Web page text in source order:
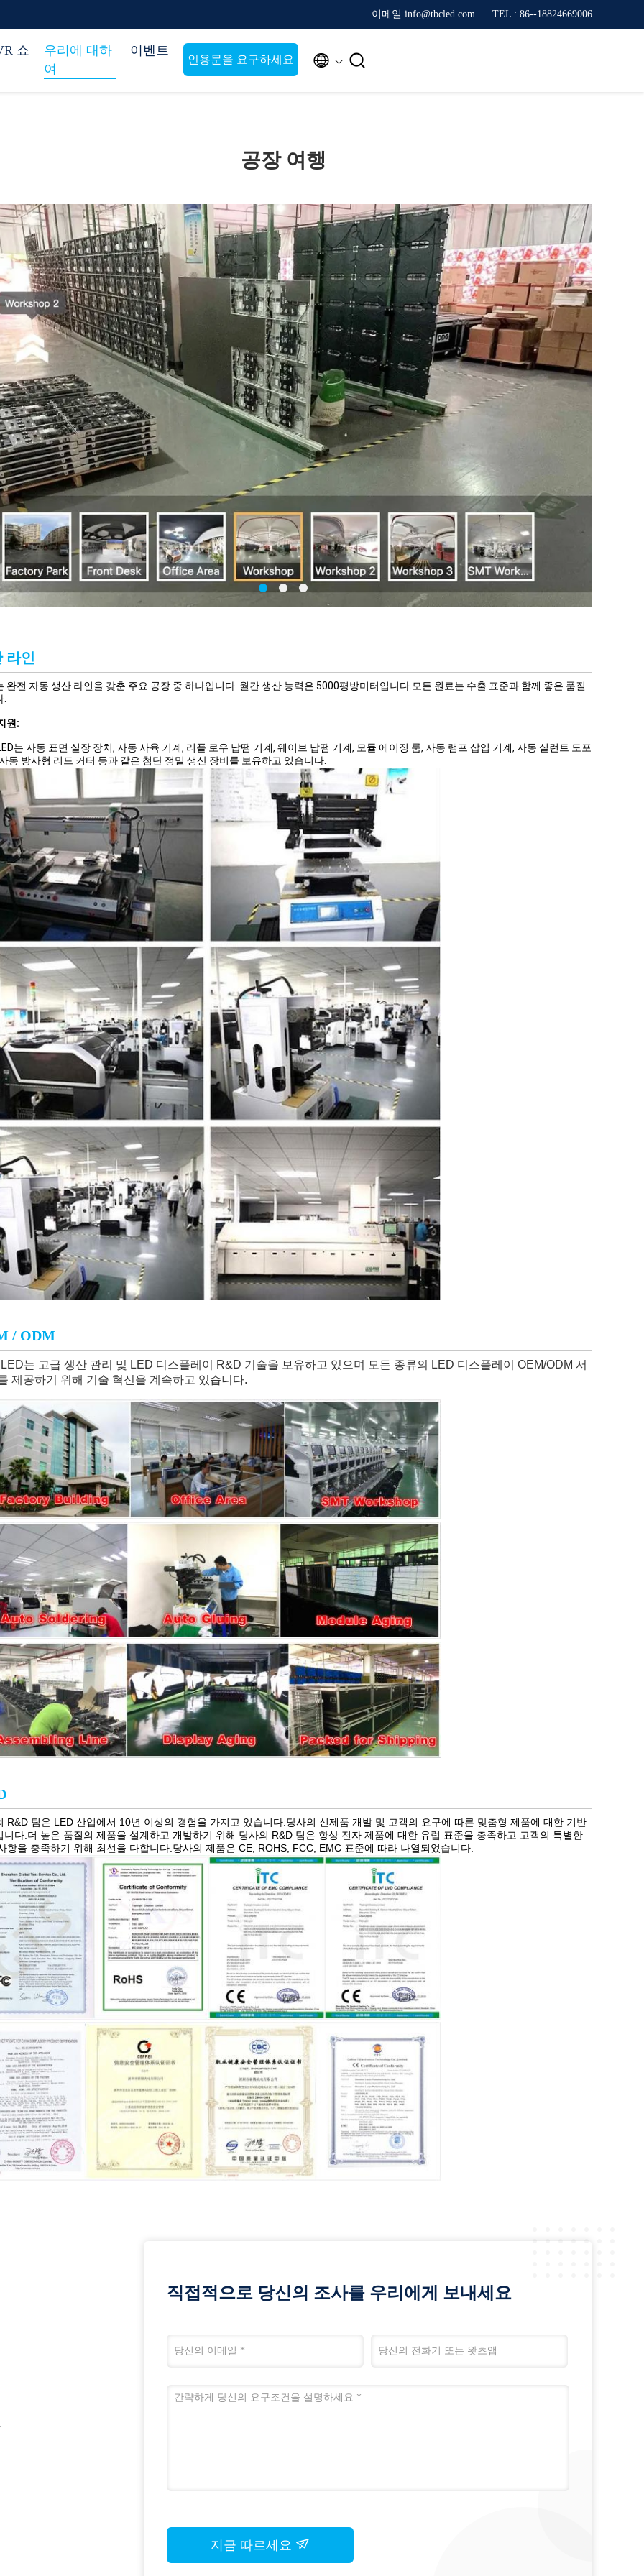
이메일 info@tbcled.com TEL : 86--18824669006
쇼
우리에 대하
여
이벤트
인용문을 요구하세요  
공장 여행
라인
완전 자동 생산 라인을 갖춘 주요 공장 중 하나입니다. 월간 생산 능력은 5000평방미터입니다.모든 원료는 수출 표준과 함께 좋은 품질
.
원:
는 자동 표면 실장 장치, 자동 사육 기계, 리플 로우 납땜 기계, 웨이브 납땜 기계, 모듈 에이징 룸, 자동 램프 삽입 기계, 자동 실런트 도포
동 방사형 리드 커터 등과 같은 첨단 정밀 생산 장비를 보유하고 있습니다.
/ ODM
는 고급 생산 관리 및 LED 디스플레이 R&D 기술을 보유하고 있으며 모든 종류의 LED 디스플레이 OEM/ODM 서
제공하기 위해 기술 혁신을 계속하고 있습니다.
R&D 팀은 LED 산업에서 10년 이상의 경험을 가지고 있습니다.당사의 신제품 개발 및 고객의 요구에 따른 맞춤형 제품에 대한 기반
니다.더 높은 품질의 제품을 설계하고 개발하기 위해 당사의 R&D 팀은 항상 전자 제품에 대한 유럽 표준을 충족하고 고객의 특별한
항을 충족하기 위해 최선을 다합니다.당사의 제품은 CE, ROHS, FCC, EMC 표준에 따라 나열되었습니다.
직접적으로 당신의 조사를 우리에게 보내세요
지금 따르세요